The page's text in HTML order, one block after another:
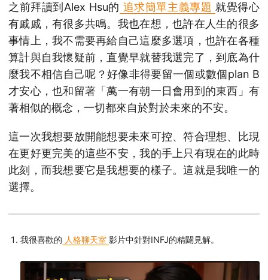
之前拜讀到Alex Hsu的 追求簡單主義專題 就覺得心
有戚戚，有很多共鳴。我也在想，也許在人生的很多
事情上，我不需要再給自己這麼多選項，也許在各種
算計與自我懷疑前，直覺早就替我選完了，到底為什
麼我不相信自己呢？好像非得要留一個或數個plan B
才安心，也和留著「萬一有朝一日會用到的東西」有
著相似的概念，一切都來自於對於未來的不安。
這一次我想要放開能想要未來可控、符合理想、比現
在更好更完美的這些不安，我的手上只有現在的此時
此刻，而我想要它是我想要的樣子。這就是我唯一的
選擇。
我很喜歡的 人格聊天室 影片中針對INFJ的精闢見解。